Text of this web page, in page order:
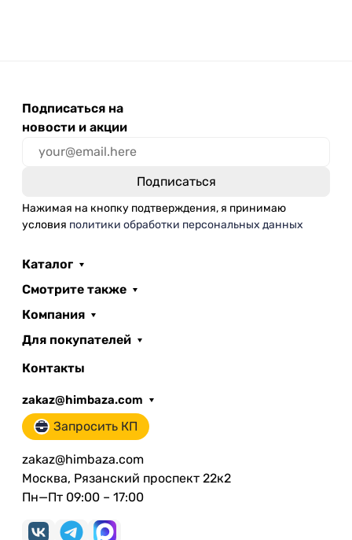
Подписаться на
новости и акции
Нажимая на кнопку подтверждения, я принимаю
условия политики обработки персональных данных
Каталог
Смотрите также
Компания
Для покупателей
Контакты
zakaz@himbaza.com
Запросить КП
zakaz@himbaza.com
Москва, Рязанский проспект 22к2
Пн—Пт 09:00 – 17:00